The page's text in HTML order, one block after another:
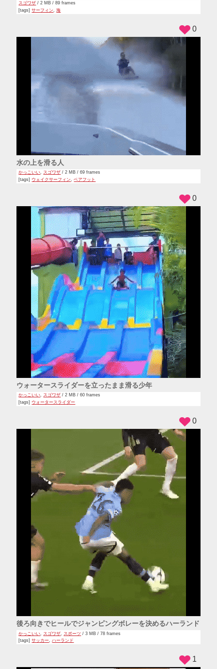
スゴワザ / 2 MB / 89 frames
[tags]サーフィン,海
水の上を滑る人
かっこいい, スゴワザ / 2 MB / 69 frames
[tags] ウェイクサーフィン,ベアフット
0
ウォータースライダーを立ったまま滑る少年
かっこいい, スゴワザ / 2 MB / 60 frames
[tags] ウォータースライダー
0
後ろ向きでヒールでジャンピングボレーを決めるハーランド
かっこいい スゴワザ スポーツ / 3 MB / 78 frames
[tags]サッカー,ハーランド
0
1